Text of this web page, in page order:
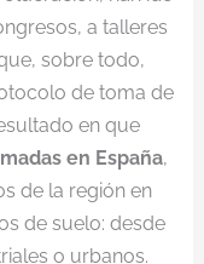
a talleres
sobre todo,
de toma de
en que
en España,
de la región en
de suelo: desde
o urbanos.